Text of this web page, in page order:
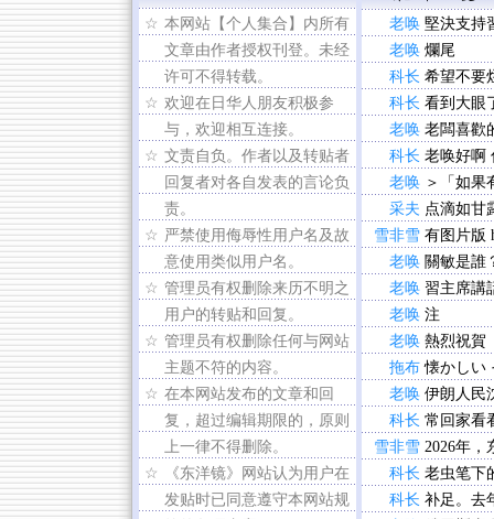
☆
☆
☆
☆
☆
☆
☆
☆
本网站【个人集合】内所有
文章由作者授权刊登。未经
许可不得转载。
欢迎在日华人朋友积极参
与，欢迎相互连接。
文责自负。作者以及转贴者
回复者对各自发表的言论负
责。
严禁使用侮辱性用户名及故
意使用类似用户名。
管理员有权删除来历不明之
用户的转贴和回复。
管理员有权删除任何与网站
主题不符的内容。
在本网站发布的文章和回
复，超过编辑期限的，原则
上一律不得删除。
《东洋镜》网站认为用户在
发贴时已同意遵守本网站规
老唤
老唤
科长
科长
老唤
科长
老唤
采夫
雪非雪
老唤
老唤
老唤
老唤
拖布
老唤
科长
雪非雪
科长
科长
堅決支持
爛尾
希望不要
看到大眼
老闆喜歡
老唤好啊
＞「如果
点滴如甘
有图片版
關敏是誰
習主席講
注
熱烈祝賀
懐かしい
伊朗人民
常回家看
2026年，
老虫笔下
补足。去